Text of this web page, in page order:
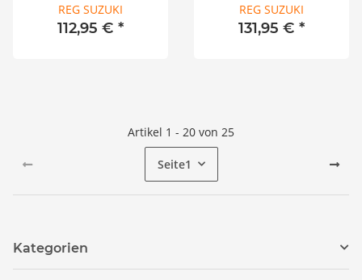
REG SUZUKI
112,95 € *
REG SUZUKI
131,95 € *
Artikel 1 - 20 von 25
Seite1
Kategorien